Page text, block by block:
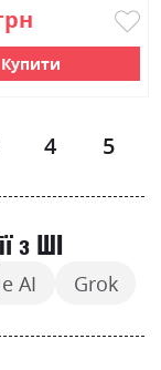
Купити
Page
4 5
з ШІ
AI Grok